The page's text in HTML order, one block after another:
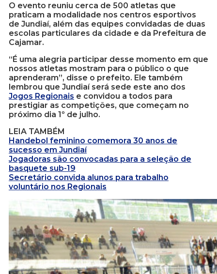
O evento reuniu cerca de 500 atletas que
praticam a modalidade nos centros esportivos
de Jundiaí, além das equipes convidadas de duas
escolas particulares da cidade e da Prefeitura de
Cajamar.
“É uma alegria participar desse momento em que
nossos atletas mostram para o público o que
aprenderam”, disse o prefeito. Ele também
lembrou que Jundiaí será sede este ano dos
Jogos Regionais e convidou a todos para
prestigiar as competições, que começam no
próximo dia 1º de julho.
LEIA TAMBÉM
Handebol feminino comemora 30 anos de
sucesso em Jundiaí
Jogadoras são convocadas para a seleção de
basquete sub-19
Secretário convida alunos para trabalho
voluntário nos Regionais